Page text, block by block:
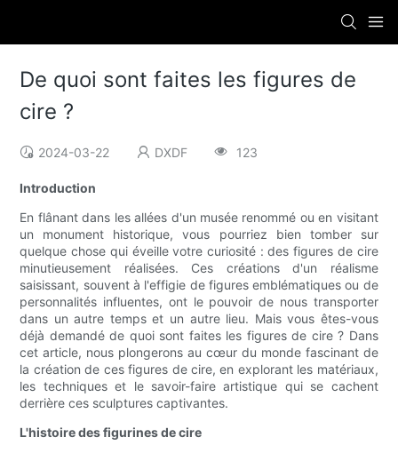
De quoi sont faites les figures de
cire ?
2024-03-22 DXDF 123
Introduction
En flânant dans les allées d'un musée renommé ou en visitant
un monument historique, vous pourriez bien tomber sur
quelque chose qui éveille votre curiosité : des figures de cire
minutieusement réalisées. Ces créations d'un réalisme
saisissant, souvent à l'effigie de figures emblématiques ou de
personnalités influentes, ont le pouvoir de nous transporter
dans un autre temps et un autre lieu. Mais vous êtes-vous
déjà demandé de quoi sont faites les figures de cire ? Dans
cet article, nous plongerons au cœur du monde fascinant de
la création de ces figures de cire, en explorant les matériaux,
les techniques et le savoir-faire artistique qui se cachent
derrière ces sculptures captivantes.
L'histoire des figurines de cire